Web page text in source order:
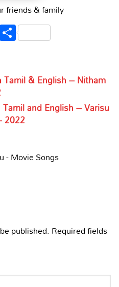
friends & family
Telegram
Share
Tamil & English – Nitham
and English – Varisu
2022
- Movie Songs
published. Required fields